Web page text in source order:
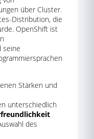
über Cluster.
Distribution, die
OpenShift ist
seine
Stärken und
unterschiedlich
des